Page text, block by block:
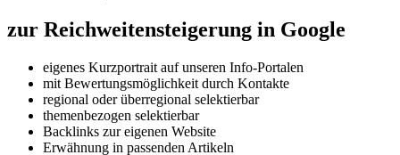
zur Reichweitensteigerung in Google
eigenes Kurzportrait auf unseren Info-Portalen
mit Bewertungsmöglichkeit durch Kontakte
regional oder überregional selektierbar
themenbezogen selektierbar
Backlinks zur eigenen Website
Erwähnung in passenden Artikeln